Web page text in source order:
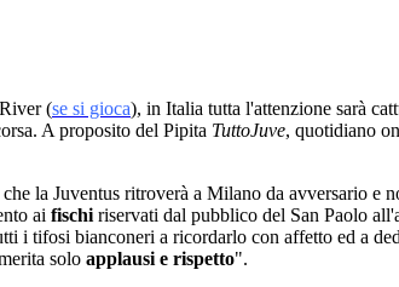
(se si gioca), in Italia tutta l'attenzione sarà
A proposito del Pipita TuttoJuve, quotidiano
la Juventus ritroverà a Milano da avversario e
ai fischi riservati dal pubblico del San Paolo
i tifosi bianconeri a ricordarlo con affetto ed a
solo applausi e rispetto".